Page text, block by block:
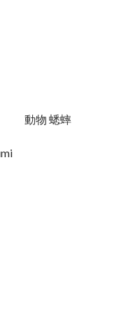
蟋蟀